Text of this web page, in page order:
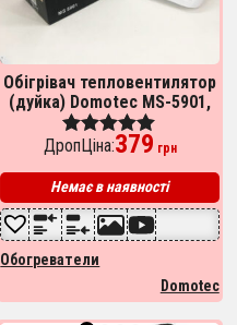
Обігрівач тепловентилятор
(дуйка) Domotec MS-5901,
Вітродуйка обігрівач,
Електрична дуйка, 2 кВт
Оценка
из 5
ДропЦіна:379 грн
Немає в наявності
Обогреватели
Domotec